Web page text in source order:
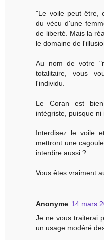
"Le voile peut être,
du vécu d'une
de liberté. Mais la
le domaine de
Au nom de votre
totalitaire, vous
l'individu.
Le Coran est
intégriste, puisque ni
Interdisez le voile
mettront une
interdire aussi ?
Vous êtes vraiment
Anonyme 14 mars
Je ne vous traiterai
un usage modéré